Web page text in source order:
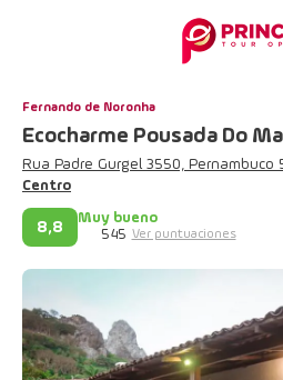
Fernando de Noronha
Ecocharme Pousada Do
Rua Padre Gurgel 3550, Pernambuco
Centro
8,8
Muy bueno
545 Ver puntuaciones